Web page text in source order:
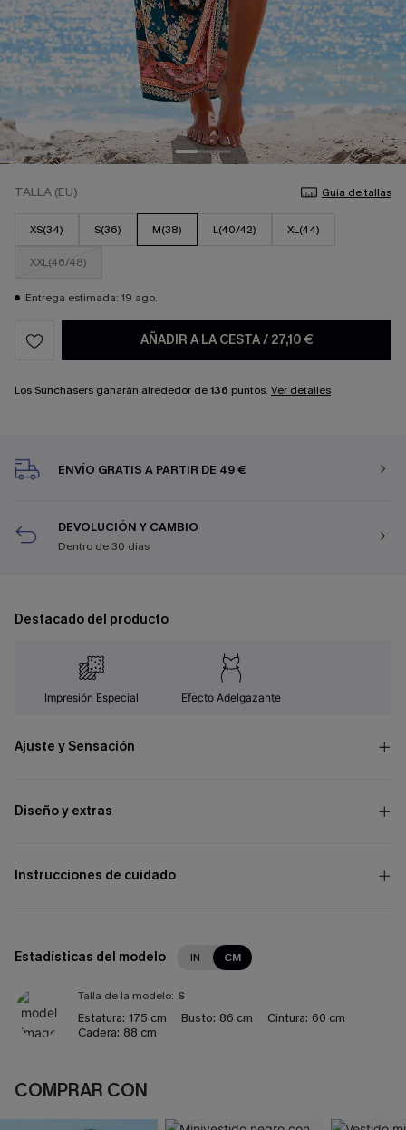
TALLA (EU) Guía de tallas
XS(34) S(36) M(38) L(40/42) XL(44)
XXL(46/48)
Entrega estimada: 19 ago.
AÑADIR A LA CESTA/ 27,10 €
Los Sunchasers ganarán alrededor de136 puntos. Ver detalles
ENVÍO GRATIS A PARTIR DE 49 €
DEVOLUCIÓN Y CAMBIO
Dentro de 30 días
Destacado del producto
Impresión Especial Efecto Adelgazante
Ajuste y Sensación
Diseño y extras
Instrucciones de cuidado
Estadísticas del modelo IN CM
Talla de la modelo: S
Estatura: 175 cm Busto: 86 cm Cintura: 60 cm
Cadera: 88 cm
COMPRAR CON